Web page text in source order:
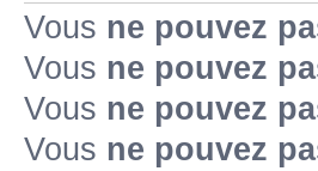
Vous ne pouvez
Vous ne pouvez
Vous ne pouvez
Vous ne pouvez